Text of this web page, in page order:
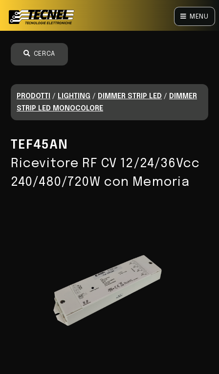
MENU
CERCA
PRODOTTI / LIGHTING / DIMMER STRIP LED / DIMMER
STRIP LED MONOCOLORE
TEF45AN
Ricevitore RF CV 12/24/36Vcc
240/480/720W con Memoria